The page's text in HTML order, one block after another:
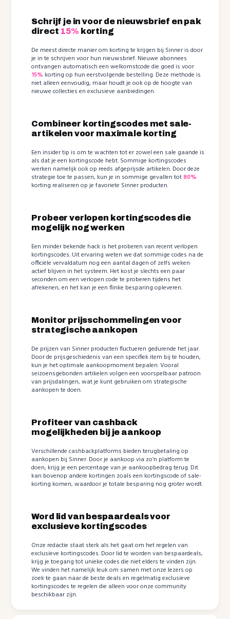
Schrijf je in voor de nieuwsbrief en pak
direct 15% korting
De meest directe manier om korting te krijgen bij Sinner is door
je in te schrijven voor hun nieuwsbrief. Nieuwe abonnees
ontvangen automatisch een welkomstcode die goed is voor
15% korting op hun eerstvolgende bestelling. Deze methode is
niet alleen eenvoudig, maar houdt je ook op de hoogte van
nieuwe collecties en exclusieve aanbiedingen.
Combineer kortingscodes met sale-
artikelen voor maximale korting
Een insider tip is om te wachten tot er zowel een sale gaande is
als dat je een kortingscode hebt. Sommige kortingscodes
werken namelijk ook op reeds afgeprijsde artikelen. Door deze
strategie toe te passen, kun je in sommige gevallen tot 80%
korting realiseren op je favoriete Sinner producten.
Probeer verlopen kortingscodes die
mogelijk nog werken
Een minder bekende hack is het proberen van recent verlopen
kortingscodes. Uit ervaring weten we dat sommige codes na de
officiële vervaldatum nog een aantal dagen of zelfs weken
actief blijven in het systeem. Het kost je slechts een paar
seconden om een verlopen code te proberen tijdens het
afrekenen, en het kan je een flinke besparing opleveren.
Monitor prijsschommelingen voor
strategische aankopen
De prijzen van Sinner producten fluctueren gedurende het jaar.
Door de prijsgeschiedenis van een specifiek item bij te houden,
kun je het optimale aankoopmoment bepalen. Vooral
seizoensgebonden artikelen volgen een voorspelbaar patroon
van prijsdalingen, wat je kunt gebruiken om strategische
aankopen te doen.
Profiteer van cashback
mogelijkheden bij je aankoop
Verschillende cashbackplatforms bieden terugbetaling op
aankopen bij Sinner. Door je aankoop via zo’n platform te
doen, krijg je een percentage van je aankoopbedrag terug. Dit
kan bovenop andere kortingen zoals een kortingscode of sale-
korting komen, waardoor je totale besparing nog groter wordt.
Word lid van bespaardeals voor
exclusieve kortingscodes
Onze redactie staat sterk als het gaat om het regelen van
exclusieve kortingscodes. Door lid te worden van bespaardeals,
krijg je toegang tot unieke codes die niet elders te vinden zijn.
We vinden het namelijk leuk om samen met onze lezers op
zoek te gaan naar de beste deals en regelmatig exclusieve
kortingscodes te regelen die alleen voor onze community
beschikbaar zijn.